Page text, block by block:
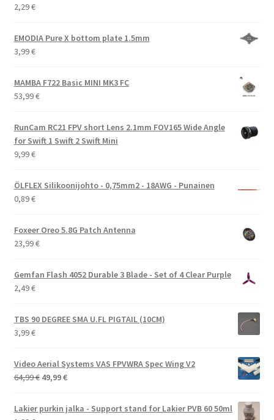
2,29€
EMODIA Pure X bottom plate 1.5mm
3,99€
MAMBA F722 Basic MINI MK3 FC
53,99€
RunCam RC21 FPV short Lens 2.1mm FOV165 Wide Angle
for Swift 1 Swift 2 Swift Mini
9,99€
ÖLFLEX Silikoonijohto - 0,75mm2 - 18AWG - Punainen
0,89€
Foxeer Oreo 5.8G Patch Antenna
23,99€
Gemfan Flash 4052 Durable 3 Blade - Set of 4 Clear Purple
2,49€
TBS 90 DEGREE SMA U.FL PIGTAIL (10CM)
3,99€
Video Aerial Systems VAS FPVWRA Spec Wing V2
64,99€ Alkuperäinen
64,99 €.
49,99€Nykyinen
on:
49,99 €.
Lakier purkin jalka - Support stand for Lakier PVB 60 50ml